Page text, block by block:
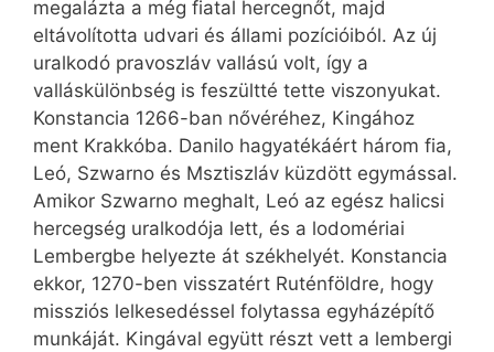
megalázta a még fiatal hercegnőt, majd
eltávolította udvari és állami pozícióiból. Az új
uralkodó pravoszláv vallású volt, így a
valláskülönbség is feszültté tette viszonyukat.
Konstancia 1266-ban nővéréhez, Kingához
ment Krakkóba. Danilo hagyatékáért három fia,
Leó, Szwarno és Msztiszláv küzdött egymással.
Amikor Szwarno meghalt, Leó az egész halicsi
hercegség uralkodója lett, és a lodomériai
Lembergbe helyezte át székhelyét. Konstancia
ekkor, 1270-ben visszatért Ruténföldre, hogy
missziós lelkesedéssel folytassa egyházépítő
munkáját. Kingával együtt részt vett a lembergi